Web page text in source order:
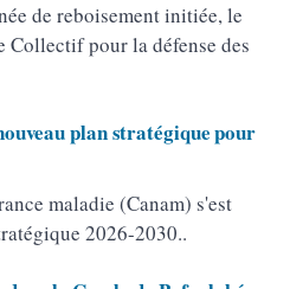
de reboisement initiée, le
pour la défense des
plan stratégique pour
maladie (Canam) s'est
2026-2030..